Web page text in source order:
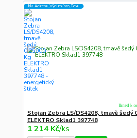
Na Adresu,Výd.místo,Boxu
Stojan Zebra LS/DS4208, tmavě šedý
ELEKTRO Sklad1 397748
1 214 Kč/ks
Ihned k